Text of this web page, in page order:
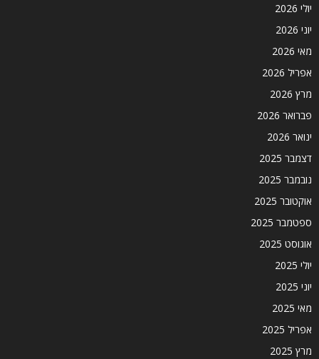
יולי 2026
יוני 2026
מאי 2026
אפריל 2026
מרץ 2026
פברואר 2026
ינואר 2026
דצמבר 2025
נובמבר 2025
אוקטובר 2025
ספטמבר 2025
אוגוסט 2025
יולי 2025
יוני 2025
מאי 2025
אפריל 2025
מרץ 2025